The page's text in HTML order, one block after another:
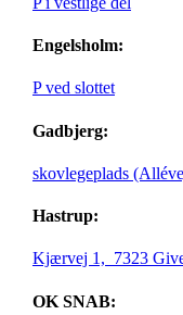
Engelsholm:
P ved slottet
Gadbjerg:
skovlegeplads
Hastrup:
Kjærvej 1, 7323
OK SNAB: